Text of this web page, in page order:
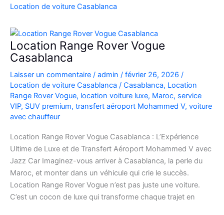
SUV
Luxe
à
l’Aéroport
V
Location de voiture Casablanca
Location Range Rover Vogue
Casablanca
Laisser un commentaire / admin / février 26, 2026 /
Location de voiture Casablanca / Casablanca, Location
Range Rover Vogue, location voiture luxe, Maroc, service
VIP, SUV premium, transfert aéroport Mohammed V, voiture
avec chauffeur
Location Range Rover Vogue Casablanca : L’Expérience
Ultime de Luxe et de Transfert Aéroport Mohammed V avec
Jazz Car Imaginez-vous arriver à Casablanca, la perle du
Maroc, et monter dans un véhicule qui crie le succès.
Location Range Rover Vogue n’est pas juste une voiture.
C’est un cocon de luxe qui transforme chaque trajet en